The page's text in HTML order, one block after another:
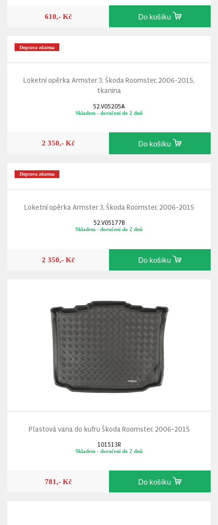
610,- Kč Do košíku
Doprava zdarma
Loketní opěrka Armster 3, Škoda Roomster, 2006-2015,
tkanina
52.V05205A
Skladem - doručení do 2 dnů
2 350,- Kč Do košíku
Doprava zdarma
Loketní opěrka Armster 3, Škoda Roomster, 2006-2015
52.V05177B
Skladem - doručení do 2 dnů
2 350,- Kč Do košíku
Plastová vana do kufru Škoda Roomster, 2006-2015
101513R
Skladem - doručení do 2 dnů
781,- Kč Do košíku